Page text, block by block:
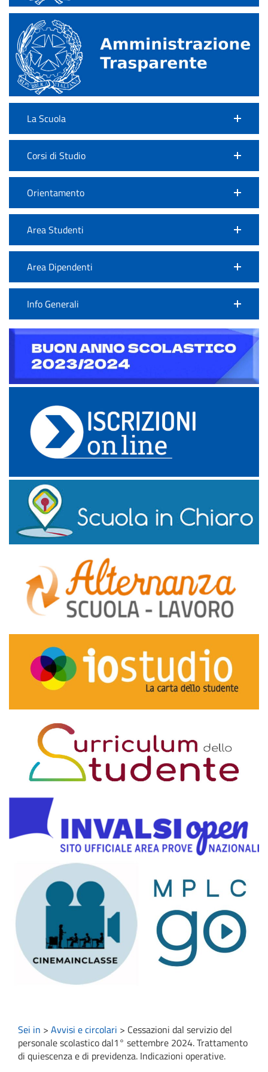
La Scuola
Corsi di Studio
Orientamento
Area Studenti
Area Dipendenti
Info Generali
Sei in > Avvisi e circolari > Cessazioni dal servizio del
personale scolastico dal1° settembre 2024. Trattamento
di quiescenza e di previdenza. Indicazioni operative.